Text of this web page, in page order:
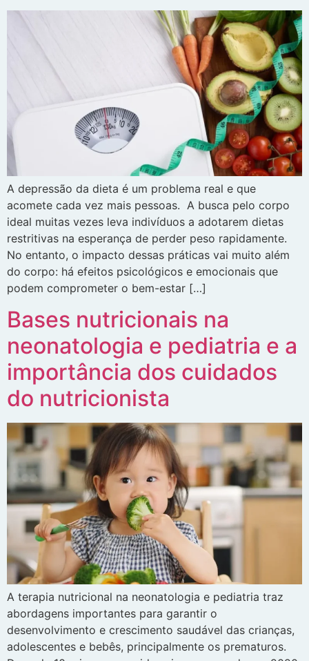
A depressão da dieta é um problema real e que
acomete cada vez mais pessoas. A busca pelo corpo
ideal muitas vezes leva indivíduos a adotarem dietas
restritivas na esperança de perder peso rapidamente.
No entanto, o impacto dessas práticas vai muito além
do corpo: há efeitos psicológicos e emocionais que
podem comprometer o bem-estar […]
Bases nutricionais na
neonatologia e pediatria e a
importância dos cuidados
do nutricionista
A terapia nutricional na neonatologia e pediatria traz
abordagens importantes para garantir o
desenvolvimento e crescimento saudável das crianças,
adolescentes e bebês, principalmente os prematuros.